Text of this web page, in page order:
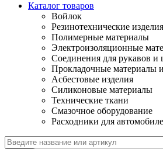
Каталог товаров
Войлок
Резинотехнические
Полимерные материалы
Электроизоляционные
Соединения для рукавов и
Прокладочные материалы
Асбестовые изделия
Силиконовые материалы
Технические ткани
Смазочное оборудование
Расходники для